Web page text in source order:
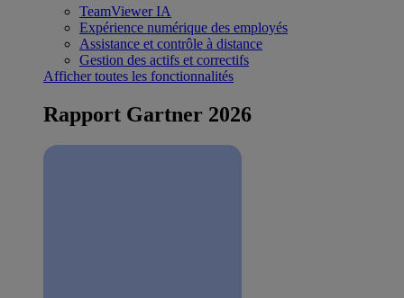
TeamViewer IA
Expérience numérique des employés
Assistance et contrôle à distance
Gestion des actifs et correctifs
Afficher toutes les fonctionnalités
Rapport Gartner 2026